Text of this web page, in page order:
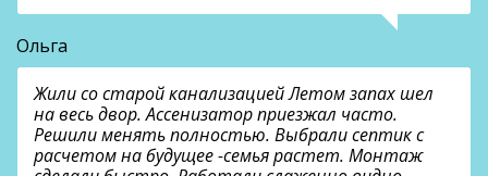
Ольга
Жили со старой канализацией Летом запах шел
на весь двор. Ассенизатор приезжал часто.
Решили менять полностью. Выбрали септик с
расчетом на будущее -семья растет. Монтаж